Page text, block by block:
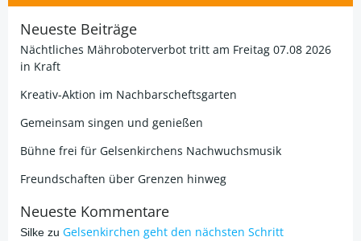
Neueste Beiträge
Nächtliches Mähroboterverbot tritt am Freitag 07.08 2026
in Kraft
Kreativ-Aktion im Nachbarscheftsgarten
Gemeinsam singen und genießen
Bühne frei für Gelsenkirchens Nachwuchsmusik
Freundschaften über Grenzen hinweg
Neueste Kommentare
Silke zu Gelsenkirchen geht den nächsten Schritt